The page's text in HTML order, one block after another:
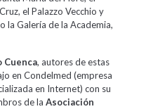
el Palazzo Vecchio y
la Galería de la Academia,
Cuenca, autores de estas
en Condelmed (empresa
en Internet) con su
de laAsociación